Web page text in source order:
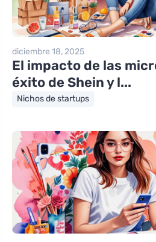
diciembre 18, 2025
El impacto de las
éxito de Shein y l...
Nichos de startups